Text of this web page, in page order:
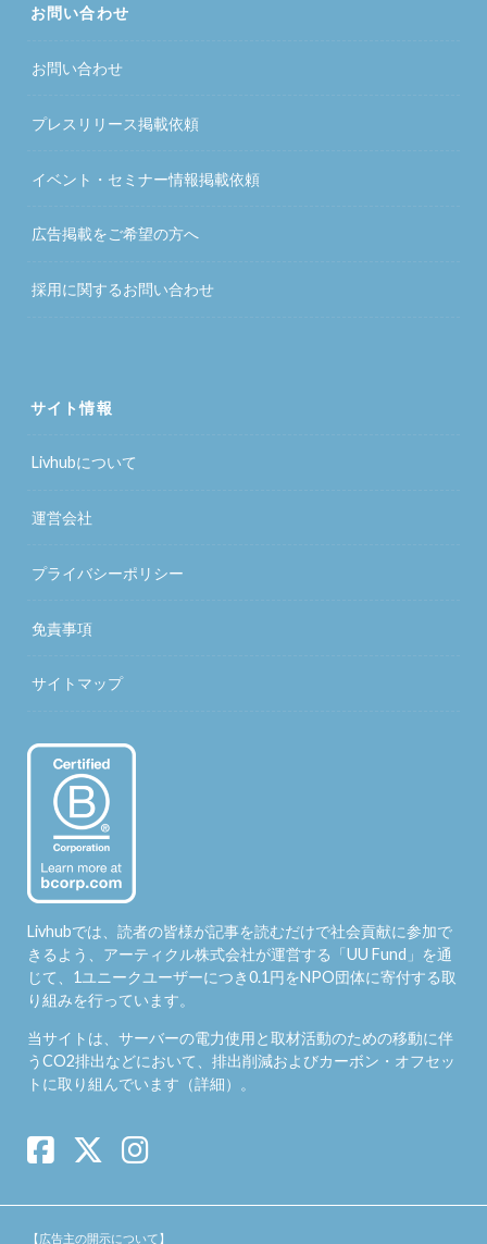
お問い合わせ
お問い合わせ
プレスリリース掲載依頼
イベント・セミナー情報掲載依頼
広告掲載をご希望の方へ
採用に関するお問い合わせ
サイト情報
Livhubについて
運営会社
プライバシーポリシー
免責事項
サイトマップ
Livhubでは、読者の皆様が記事を読むだけで社会貢献に参加で
きるよう、アーティクル株式会社が運営する「UU Fund 」を通
じて、1ユニークユーザーにつき0.1円をNPO団体に寄付する取
り組みを行っています。
当サイトは、サーバーの電力使用と取材活動のための移動に伴
うCO2排出などにおいて、排出削減およびカーボン・オフセッ
トに取り組んでいます（詳細）。
【広告主の開示について】